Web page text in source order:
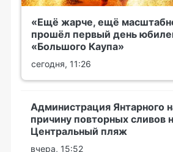
«Ещё жарче, ещё
прошёл первый день
«Большого Каупа»
сегодня, 11:26
Администрация Янтарного
причину повторных сливов
Центральный пляж
вчера, 15:52